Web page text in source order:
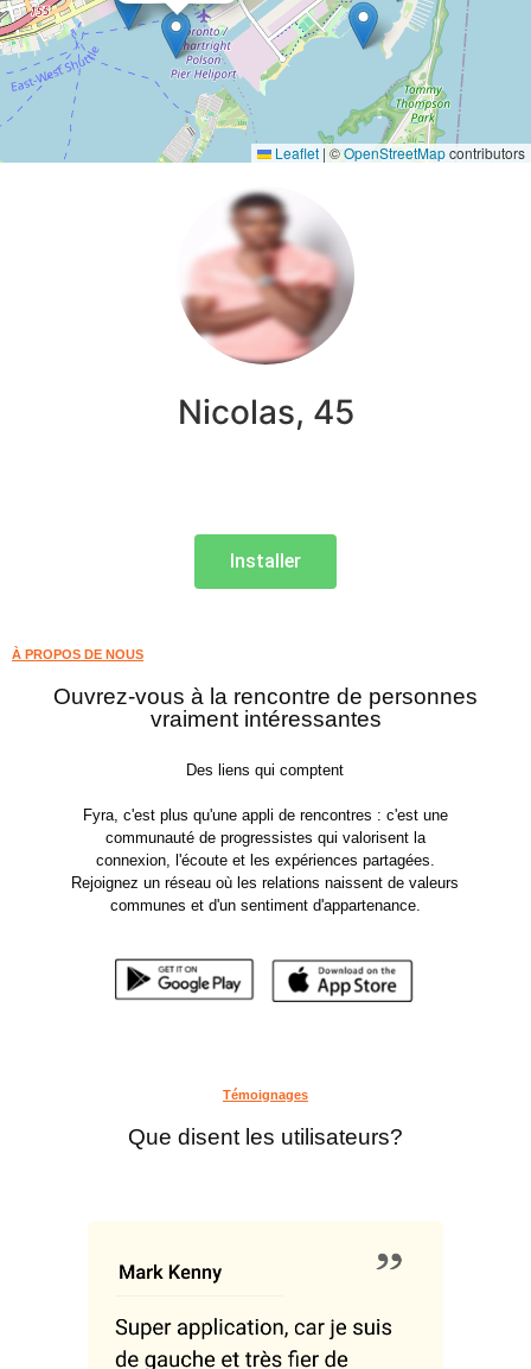
Leaflet | ©OpenStreetMapcontributors
Nicolas, 45
Installer
À PROPOS DE NOUS
Ouvrez-vous à la rencontre de personnes
vraiment intéressantes
Des liens qui comptent
Fyra, c'est plus qu'une appli de rencontres : c'est une
communauté de progressistes qui valorisent la
connexion, l'écoute et les expériences partagées.
Rejoignez un réseau où les relations naissent de valeurs
communes et d'un sentiment d'appartenance.
Témoignages
Que disent les utilisateurs?